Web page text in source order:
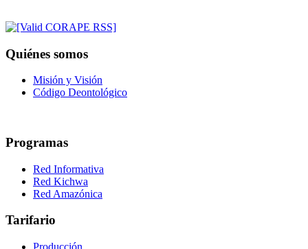
Quiénes somos
Misión y Visión
Código Deontológico
Programas
Red Informativa
Red Kichwa
Red Amazónica
Tarifario